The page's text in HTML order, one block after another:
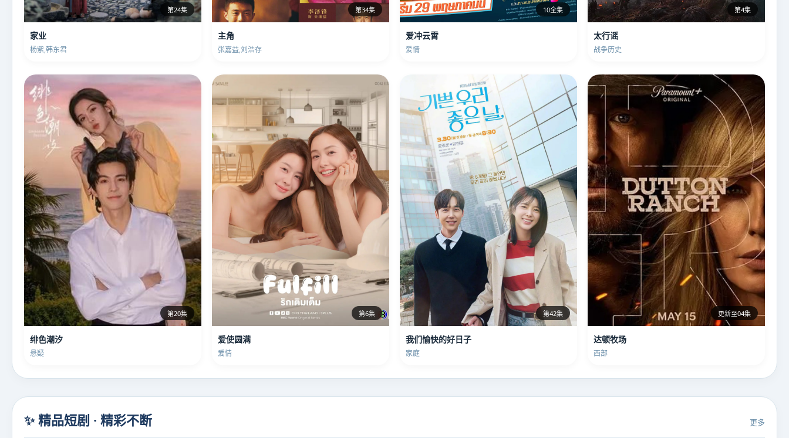
第24集
家业
杨紫,韩东君
第34集
主角
张嘉益,刘浩存
10全集
爱冲云霄
爱情
第4集
太行谣
战争历史
第20集
绯色潮汐
悬疑
第6集
爱使圆满
爱情
第42集
我们愉快的好日子
家庭
更新至04集
达顿牧场
西部
✨ 精品短剧 · 精彩不断 更多